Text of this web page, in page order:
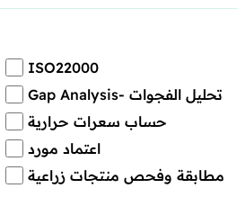
ISO22000
Gap Analysis- تحليل الفجوات
حساب سعرات حرارية
اعتماد مورد
مطابقة وفحص منتجات زراعية